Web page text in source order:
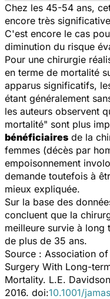
Chez les 45-54 ans,
encore très
C'est encore le cas
diminution du risque
Pour une chirurgie
en terme de mortalité
apparus significatifs,
étant généralement
les auteurs observent
mortalité" sont plus
bénéficiaires de la
femmes (décès par
empoisonnement
demande toutefois à
mieux expliquée.
Sur la base des
concluent que la
meilleure survie à long
de plus de 35 ans.
Source : Association
Surgery With Long-
Mortality. L.E.
2016. doi:10.1001/